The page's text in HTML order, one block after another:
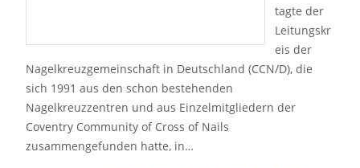
tagte der
Leitungskr
eis der
Nagelkreuzgemeinschaft in Deutschland (CCN/D), die
sich 1991 aus den schon bestehenden
Nagelkreuzzentren und aus Einzelmitgliedern der
Coventry Community of Cross of Nails
zusammengefunden hatte, in…